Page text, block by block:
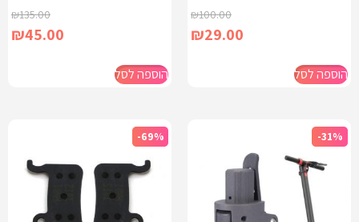
₪100.00
₪29.00
הוספה לסל
₪135.00
₪45.00
הוספה לסל
-31%
-69%